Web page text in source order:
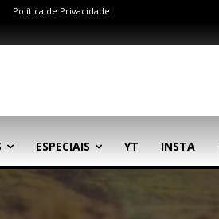
Política de Privacidade
ESPECIAIS YT INSTA